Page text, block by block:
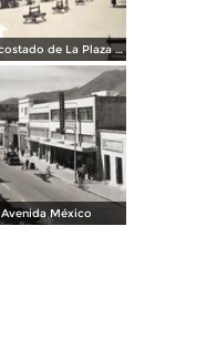
A un costado de La Plaza principal.
Avenida México